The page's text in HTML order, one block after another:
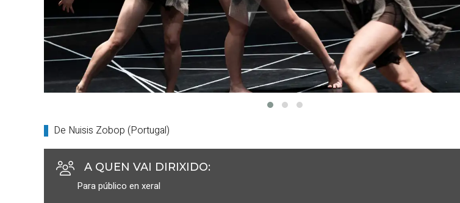
De Nuisis Zobop (Portugal)
A QUEN VAI DIRIXIDO:
Para público en xeral